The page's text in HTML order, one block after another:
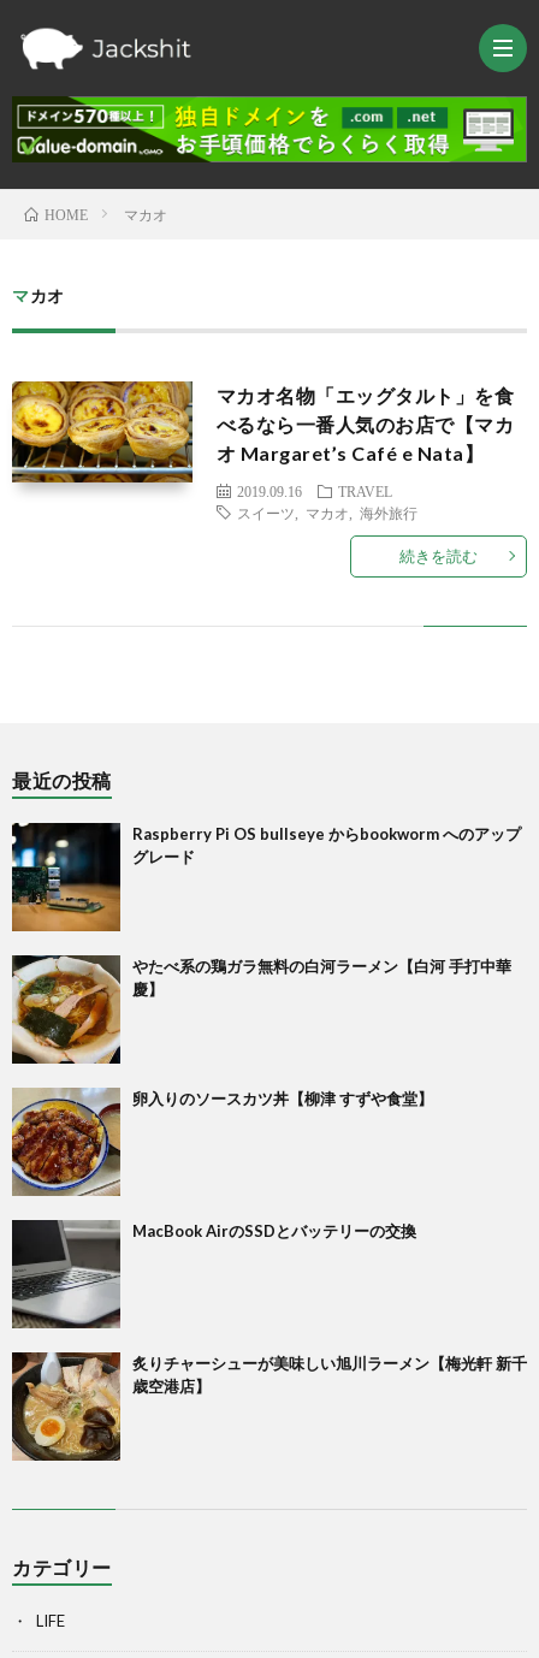
Pi
HOME マカオ
マカオ
マカオ名物「エッグタルト」を食
べるなら一番人気のお店で【マカ
オ Margaret’s Café e Nata】
2019.09.16
TRAVEL
スイーツ
マカオ 海外旅行
続きを読む
最近の投稿
Raspberry Pi OS bullseye からbookworm へのアップ
グレード
やたべ系の鶏ガラ無料の白河ラーメン【白河 手打中華
慶】
卵入りのソースカツ丼【柳津 すずや食堂】
MacBook AirのSSDとバッテリーの交換
炙りチャーシューが美味しい旭川ラーメン【梅光軒 新千
歳空港店】
カテゴリー
LIFE